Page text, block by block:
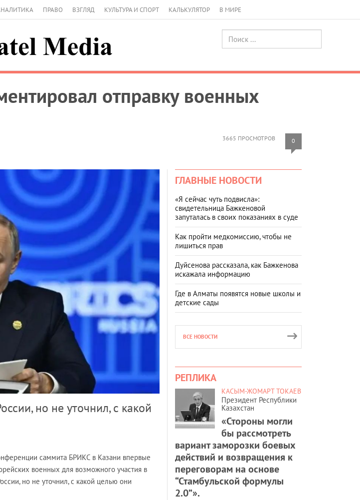
ПРАВО ВЗГЛЯД КУЛЬТУРА И СПОРТ КАЛЬКУЛЯТОР В МИРЕ
отправку военных
3665 ПРОСМОТРОВ 0
но не уточнил, с какой
саммита БРИКС в Казани впервые
военных для возможного участия в
но не уточнил, с какой целью они
ГЛАВНЫЕ НОВОСТИ
«Я сейчас чуть подвисла»:
свидетельница Бажкеновой
запуталась в своих показаниях в суде
Как пройти медкомиссию, чтобы не
лишиться прав
Дуйсенова рассказала, как Бажкенова
искажала информацию
Где в Алматы появятся новые школы и
детские сады
ВСЕ НОВОСТИ
РЕПЛИКА
КАСЫМ-ЖОМАРТ ТОКАЕВ
Президент Республики
Казахстан
«Стороны могли
бы рассмотреть
вариант заморозки боевых
действий и возвращения к
переговорам на основе
“Стамбульской формулы
2.0”».